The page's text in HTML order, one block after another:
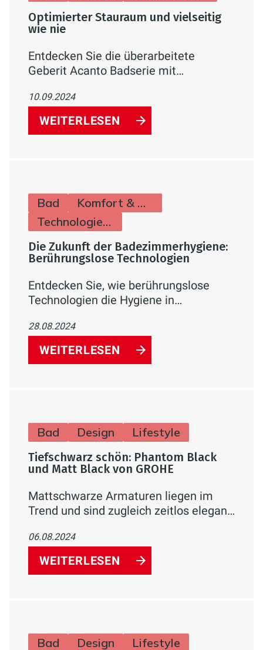
Optimierter Stauraum und vielseitig
wie nie
Entdecken Sie die überarbeitete
Geberit Acanto Badserie mit
Stauraum und zeitgemäßem Design.
10.09.2024
WEITERLESEN
Bad
Komfort & Hygiene
Technologie & Zukunft
Die Zukunft der Badezimmerhygiene:
Berührungslose Technologien
Entdecken Sie, wie berührungslose
Technologien die Hygiene in
Sie mehr über automatische
Wasserhähne, Toilettenspülungen und
Desinfektionssysteme, die Komfort und
28.08.2024
WEITERLESEN
Bad Design Lifestyle
Tiefschwarz schön: Phantom Black
und Matt Black von GROHE
Mattschwarze Armaturen liegen im
Trend und sind zugleich zeitlos elegant.
mattschwarzen Varianten Phantom
Black und Matt Black.
06.08.2024
WEITERLESEN
Bad Design Lifestyle